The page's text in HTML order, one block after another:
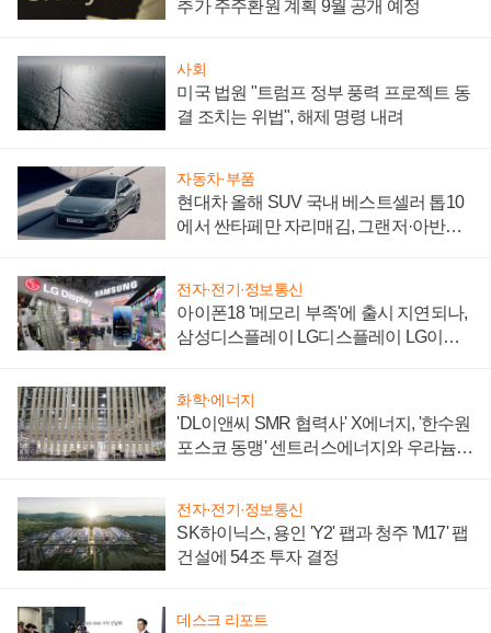
추가 주주환원 계획 9월 공개 예정
사회
미국 법원 "트럼프 정부 풍력 프로젝트 동
결 조치는 위법", 해제 명령 내려
자동차·부품
현대차 올해 SUV 국내 베스트셀러 톱10
에서 싼타페만 자리매김, 그랜저·아반떼
전자·전기·정보통신
아이폰18 '메모리 부족'에 출시 지연되나,
삼성디스플레이 LG디스플레이 LG이노
화학·에너지
'DL이앤씨 SMR 협력사' X에너지, '한수원
포스코 동맹' 센트러스에너지와 우라늄
전자·전기·정보통신
SK하이닉스, 용인 'Y2' 팹과 청주 'M17' 팹
건설에 54조 투자 결정
데스크 리포트